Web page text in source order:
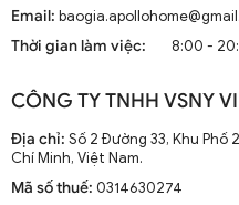
2. Lựa Chọn Đèn
với không gian và nhu cầu của
2.1. Chất Liệu Phù Hợp
Đèn tường ngoài trời thường
tiết khắc nghiệt như mưa, bụi,
Email:
Thời gian làm việc:
8:00 -
CÔNG TY TNHH VSNY
Địa chỉ: Số 2 Đường 33, Khu Phố
Chí Minh, Việt Nam.
Mã số thuế: 0314630274